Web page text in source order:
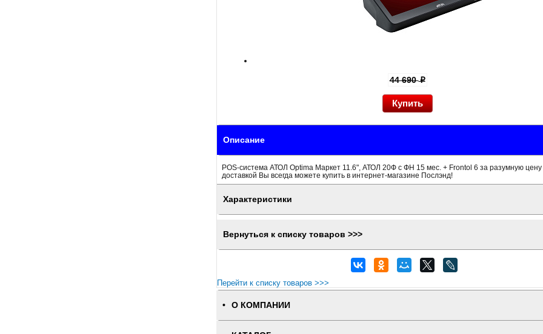
44 690p
Описание
POS-система АТОЛ Optima Маркет 11.6", АТОЛ 20Ф с ФН 15 мес. + Frontol 6 за разумную цену
доставкой Вы всегда можете купить в интернет-магазине Послэнд!
Характеристики
Вернуться к списку товаров >>>
Перейти к списку товаров >>>
О КОМПАНИИ